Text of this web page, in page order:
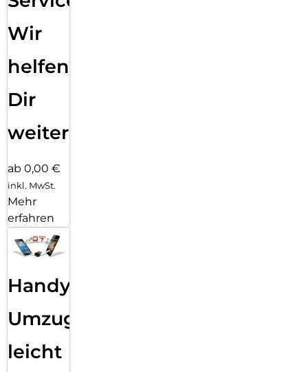
Wir
helfen
Dir
weiter
ab 0,00 €
inkl. MwSt.
Mehr
erfahren
Handy
Umzug
leicht